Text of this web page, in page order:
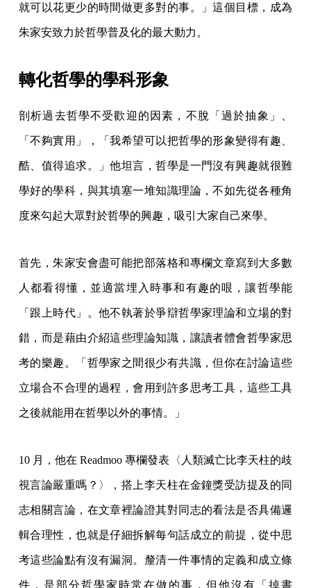
就可以花更少的時間做更多對的事。」這個目標，成為
朱家安致力於哲學普及化的最大動力。
轉化哲學的學科形象
剖析過去哲學不受歡迎的因素，不脫「過於抽象」、
「不夠實用」，「我希望可以把哲學的形象變得有趣、
酷、值得追求。」他坦言，哲學是一門沒有興趣就很難
學好的學科，與其填塞一堆知識理論，不如先從各種角
度來勾起大眾對於哲學的興趣，吸引大家自己來學。
首先，朱家安會盡可能把部落格和專欄文章寫到大多數
人都看得懂，並適當埋入時事和有趣的哏，讓哲學能
「跟上時代」。他不執著於爭辯哲學家理論和立場的對
錯，而是藉由介紹這些理論知識，讓讀者體會哲學家思
考的樂趣。「哲學家之間很少有共識，但你在討論這些
立場合不合理的過程，會用到許多思考工具，這些工具
之後就能用在哲學以外的事情。」
10 月，他在 Readmoo 專欄發表〈人類滅亡比李天柱的歧
視言論嚴重嗎？〉，搭上李天柱在金鐘獎受訪提及的同
志相關言論，在文章裡論證其對同志的看法是否具備邏
輯合理性，也就是仔細拆解每句話成立的前提，從中思
考這些論點有沒有漏洞。釐清一件事情的定義和成立條
件，是部分哲學家時常在做的事，但他沒有「掉書